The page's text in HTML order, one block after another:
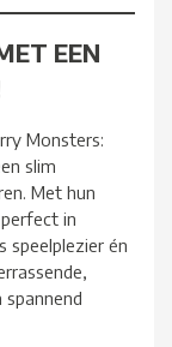
EEN
Monsters:
slim
Met hun
in
speelplezier én